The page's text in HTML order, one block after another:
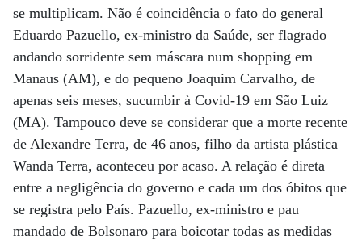
se multiplicam. Não é coincidência o fato do general
Eduardo Pazuello, ex-ministro da Saúde, ser flagrado
andando sorridente sem máscara num shopping em
Manaus (AM), e do pequeno Joaquim Carvalho, de
apenas seis meses, sucumbir à Covid-19 em São Luiz
(MA). Tampouco deve se considerar que a morte recente
de Alexandre Terra, de 46 anos, filho da artista plástica
Wanda Terra, aconteceu por acaso. A relação é direta
entre a negligência do governo e cada um dos óbitos que
se registra pelo País. Pazuello, ex-ministro e pau
mandado de Bolsonaro para boicotar todas as medidas